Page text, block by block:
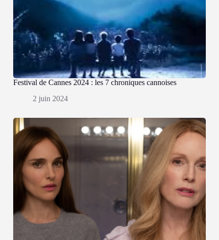
Festival de Cannes 2024 : les 7 chroniques cannoises
2 juin 2024